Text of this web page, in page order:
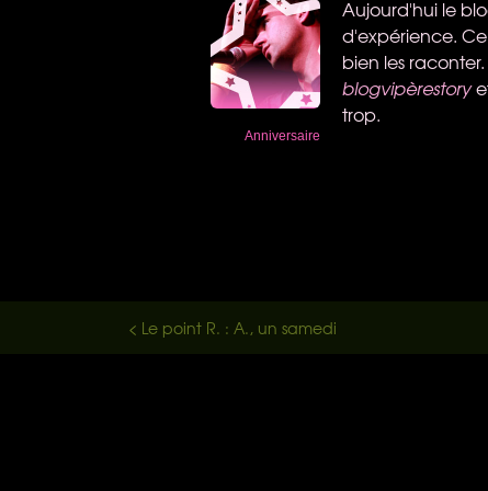
Anniversaire
Aujourd'hui le
d'expérience. Ce
bien les
blogvipèrestory
trop.
< Le point R. : A., un samedi